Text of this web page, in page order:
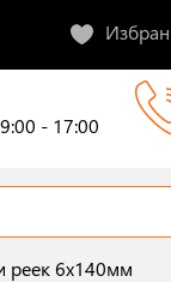
- 17:00
реек 6х140мм